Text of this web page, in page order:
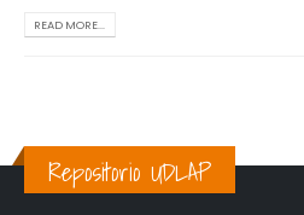
READ MORE...
Repositorio UDLAP